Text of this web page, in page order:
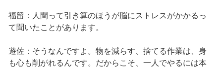
福留：人間って引き算のほうが脳にストレスがかかるっ
て聞いたことがあります。
遊佐：そうなんですよ。物を減らす、捨てる作業は、身
も心も削がれるんです。だからこそ、一人でやるには本